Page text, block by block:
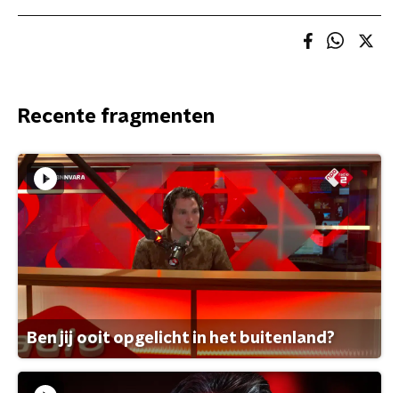
Recente fragmenten
Ben jij ooit opgelicht in het buitenland?